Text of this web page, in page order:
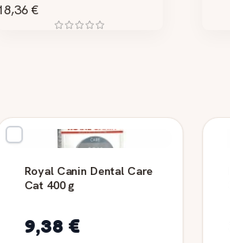
€
Royal Canin Dental Care
Cat 400 g
9,38 €